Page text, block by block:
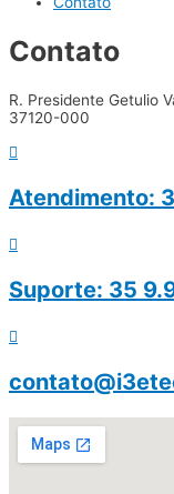
Contato
R. Presidente Getulio
37120-000
Atendimento:
Suporte: 35